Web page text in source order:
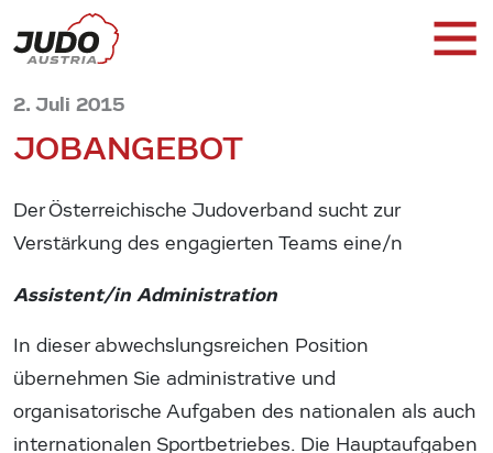
2. Juli 2015
JOBANGEBOT
Der Österreichische Judoverband sucht zur
Verstärkung des engagierten Teams eine/n
Assistent/in Administration
In dieser abwechslungsreichen Position
übernehmen Sie administrative und
organisatorische Aufgaben des nationalen als auch
internationalen Sportbetriebes. Die Hauptaufgaben